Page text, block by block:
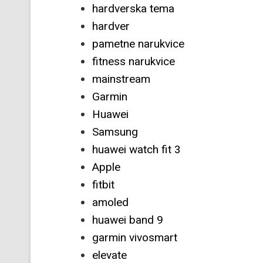
hardverska tema
hardver
pametne narukvice
fitness narukvice
mainstream
Garmin
Huawei
Samsung
huawei watch fit 3
Apple
fitbit
amoled
huawei band 9
garmin vivosmart
elevate